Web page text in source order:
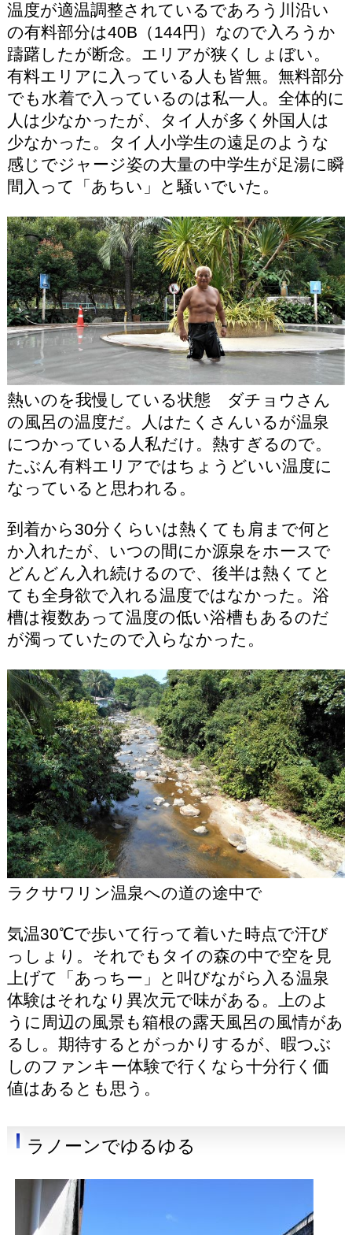
温度が適温調整されているであろう川沿い
の有料部分は40B（144円）なので入ろうか
躊躇したが断念。エリアが狭くしょぼい。
有料エリアに入っている人も皆無。無料部分
でも水着で入っているのは私一人。全体的に
人は少なかったが、タイ人が多く外国人は
少なかった。タイ人小学生の遠足のような
感じでジャージ姿の大量の中学生が足湯に瞬
間入って「あちい」と騒いでいた。
熱いのを我慢している状態 ダチョウさん
の風呂の温度だ。人はたくさんいるが温泉
につかっている人私だけ。熱すぎるので。
たぶん有料エリアではちょうどいい温度に
なっていると思われる。
到着から30分くらいは熱くても肩まで何と
か入れたが、いつの間にか源泉をホースで
どんどん入れ続けるので、後半は熱くてと
ても全身欲で入れる温度ではなかった。浴
槽は複数あって温度の低い浴槽もあるのだ
が濁っていたので入らなかった。
ラクサワリン温泉への道の途中で
気温30℃で歩いて行って着いた時点で汗び
っしょり。それでもタイの森の中で空を見
上げて「あっちー」と叫びながら入る温泉
体験はそれなり異次元で味がある。上のよ
うに周辺の風景も箱根の露天風呂の風情があ
るし。期待するとがっかりするが、暇つぶ
しのファンキー体験で行くなら十分行く価
値はあるとも思う。
ラノーンでゆるゆる